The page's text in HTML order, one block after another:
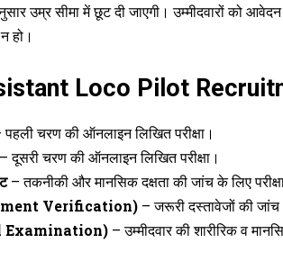
उम्र सीमा में छूट दी जाएगी। उम्मीदवारों को
हो।
Loco Pilot
पहली चरण की ऑनलाइन लिखित परीक्षा।
– दूसरी चरण की ऑनलाइन लिखित परीक्षा।
– तकनीकी और मानसिक दक्षता की जांच के लिए
Verification) – जरूरी दस्तावेजों की
Examination) – उम्मीदवार की शारीरिक व